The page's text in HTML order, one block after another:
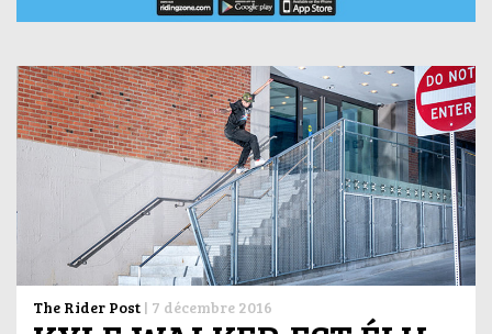
The Rider Post | 7 décembre 2016